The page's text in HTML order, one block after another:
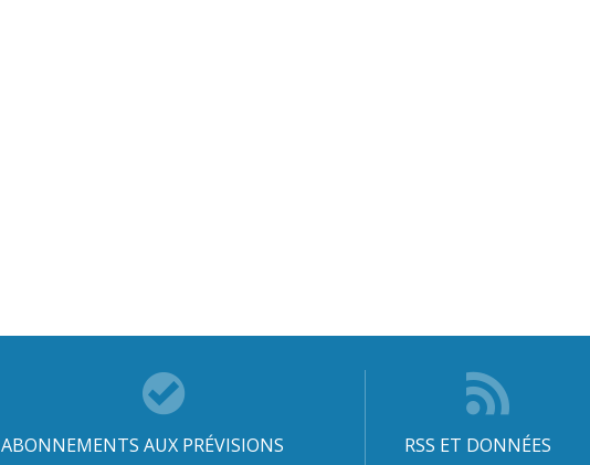
ABONNEMENTS AUX PRÉVISIONS RSS ET DONNÉES